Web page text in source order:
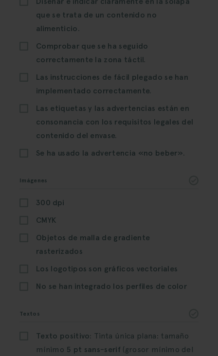
que se trata de un contenido no
alimenticio.
Comprobar que se ha seguido
correctamente la zona táctil.
Las instrucciones de fácil plegado se han
implementado correctamente.
Las etiquetas y las advertencias están en
consonancia con los requisitos legales del
contenido del envase.
Se ha usado la advertencia «no beber».
Imágenes
300 dpi
CMYK
Objetos de malla de gradiente
rasterizados
Los logotipos son gráficos vectoriales
No se han integrado los perfiles de color
Textos
Texto positivo: Tinta única plana: tamaño
mínimo 5 pt sans-serif (grosor mínimo del